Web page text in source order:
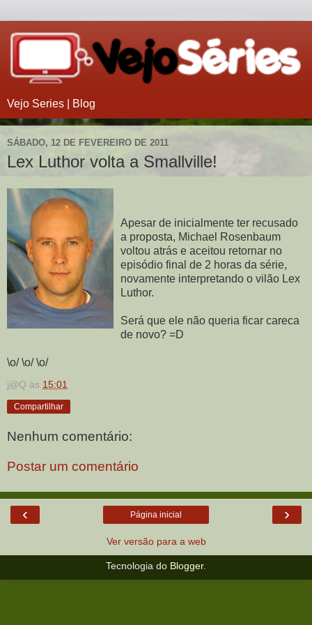
Vejo Series | Blog
SÁBADO, 12 DE FEVEREIRO DE 2011
Lex Luthor volta a Smallville!
Apesar de inicialmente ter recusado
a proposta, Michael Rosenbaum
voltou atrás e aceitou retornar no
episódio final de 2 horas da série,
novamente interpretando o vilão Lex
Luthor.
Será que ele não queria ficar careca
de novo? =D
\o/ \o/ \o/
j@Q às 15:01
Compartilhar
Nenhum comentário:
Postar um comentário
‹ ›
Página inicial
Ver versão para a web
Tecnologia do Blogger.